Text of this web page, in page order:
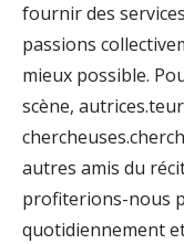
fournir des
passions
mieux possible.
scène,
autres amis du
profiterions-nous
quotidiennement